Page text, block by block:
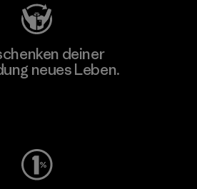
deiner
neues Leben.